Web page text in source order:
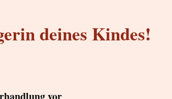
deines Kindes!